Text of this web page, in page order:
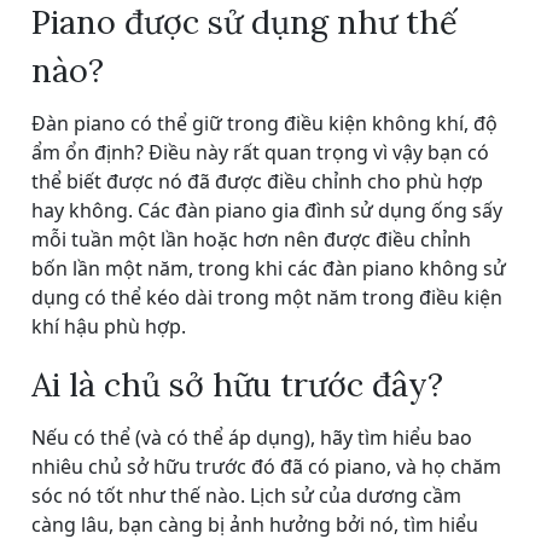
Piano được sử dụng như thế
nào?
Đàn piano có thể giữ trong điều kiện không khí, độ
ẩm ổn định? Điều này rất quan trọng vì vậy bạn có
thể biết được nó đã được điều chỉnh cho phù hợp
hay không. Các đàn piano gia đình sử dụng ống sấy
mỗi tuần một lần hoặc hơn nên được điều chỉnh
bốn lần một năm, trong khi các đàn piano không sử
dụng có thể kéo dài trong một năm trong điều kiện
khí hậu phù hợp.
Ai là chủ sở hữu trước đây?
Nếu có thể (và có thể áp dụng), hãy tìm hiểu bao
nhiêu chủ sở hữu trước đó đã có piano, và họ chăm
sóc nó tốt như thế nào. Lịch sử của dương cầm
càng lâu, bạn càng bị ảnh hưởng bởi nó, tìm hiểu